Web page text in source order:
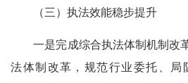
（三）执法效能稳步提升
一是完成综合执法体制机制改
法体制改革，规范行业委托、局